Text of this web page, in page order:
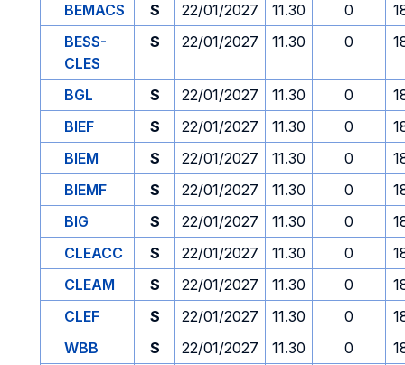
BEMACS
S 22/01/2027 11.30 0
BESS-
CLES
S 22/01/2027 11.30 0
BGL S 22/01/2027 11.30 0
BIEF
S 22/01/2027 11.30 0
BIEM
S 22/01/2027 11.30 0
BIEMF
S 22/01/2027 11.30 0
BIG
S 22/01/2027 11.30 0
CLEACC
S 22/01/2027 11.30 0
CLEAM
S 22/01/2027 11.30 0
CLEF
S 22/01/2027 11.30 0
WBB
S 22/01/2027 11.30 0